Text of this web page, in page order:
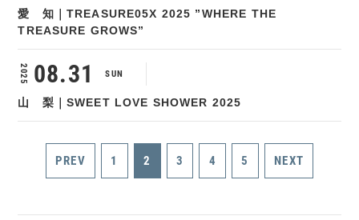
愛 知｜TREASURE05X 2025 ”WHERE THE
TREASURE GROWS”
2025 08.31 SUN
山 梨｜SWEET LOVE SHOWER 2025
PREV 1 2 3 4 5 NEXT